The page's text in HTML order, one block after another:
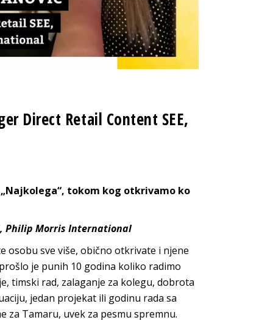
Direct Retail Content SEE,
Najkolega“, tokom kog otkrivamo ko
Philip Morris International
osobu sve više, obično otkrivate i njene
je punih 10 godina koliko radimo
timski rad, zalaganje za kolegu, dobrota
jedan projekat ili godinu rada sa
za Tamaru, uvek za pesmu spremnu.